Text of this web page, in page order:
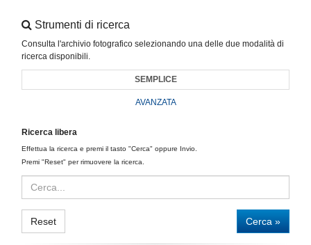
Strumenti di ricerca
Consulta l'archivio fotografico selezionando una delle due modalità di
ricerca disponibili.
SEMPLICE
AVANZATA
Ricerca libera
Effettua la ricerca e premi il tasto "Cerca" oppure Invio.
Premi "Reset" per rimuovere la ricerca.
Reset Cerca »